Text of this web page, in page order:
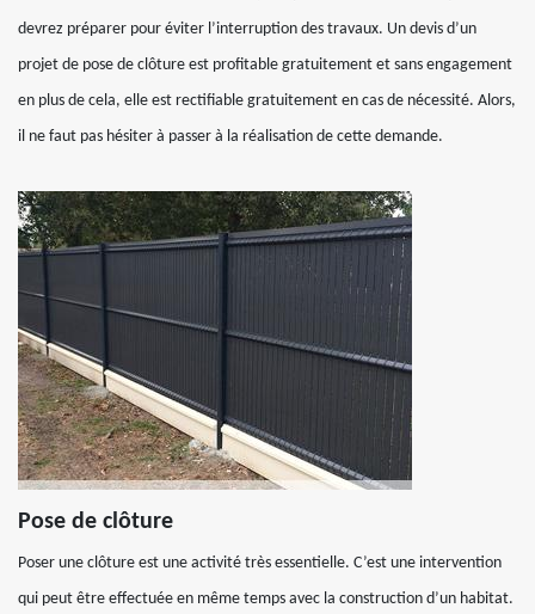
devrez préparer pour éviter l’interruption des travaux. Un devis d’un
projet de pose de clôture est profitable gratuitement et sans engagement
en plus de cela, elle est rectifiable gratuitement en cas de nécessité. Alors,
il ne faut pas hésiter à passer à la réalisation de cette demande.
Pose de clôture
Poser une clôture est une activité très essentielle. C’est une intervention
qui peut être effectuée en même temps avec la construction d’un habitat.